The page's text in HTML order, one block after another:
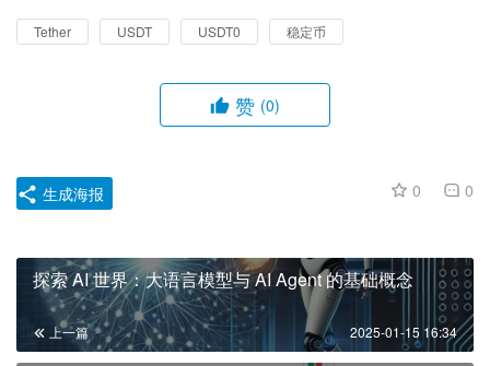
Tether USDT USDT0 稳定币
赞 (0)
0 0
生成海报
探索 AI 世界：大语言模型与 AI Agent 的基础概念
上一篇 2025-01-15 16:34